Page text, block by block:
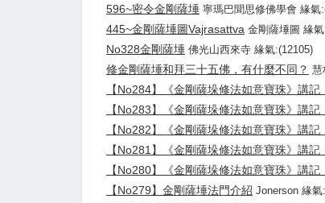
596~密令金剛薩埵 寧瑪巴聞思修佛學會 緣氣
445~金剛薩埵圖Vajrasattva 金剛薩埵圖 緣
No328金剛薩埵 佛光山西來寺 緣氣:(12105)
修金剛薩埵和拜三十五佛，有什麼不同？ 慧
【No284】《金剛薩垛修法如意寶珠》講記
【No283】《金剛薩垛修法如意寶珠》講記
【No282】《金剛薩垛修法如意寶珠》講記
【No281】《金剛薩垛修法如意寶珠》講記
【No280】《金剛薩垛修法如意寶珠》講記
【No279】金剛薩埵法門介紹 Jonerson 緣氣